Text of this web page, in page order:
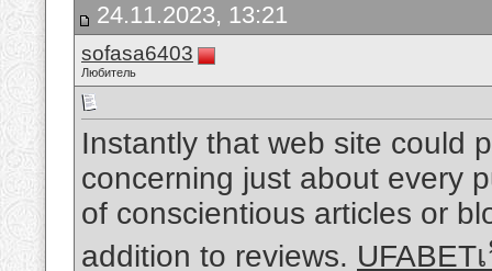
24.11.2023, 13:21
sofasa6403
Любитель
Instantly that web site could
concerning just about every
of conscientious articles or
addition to reviews.